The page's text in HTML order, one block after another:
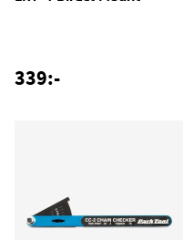
339:-